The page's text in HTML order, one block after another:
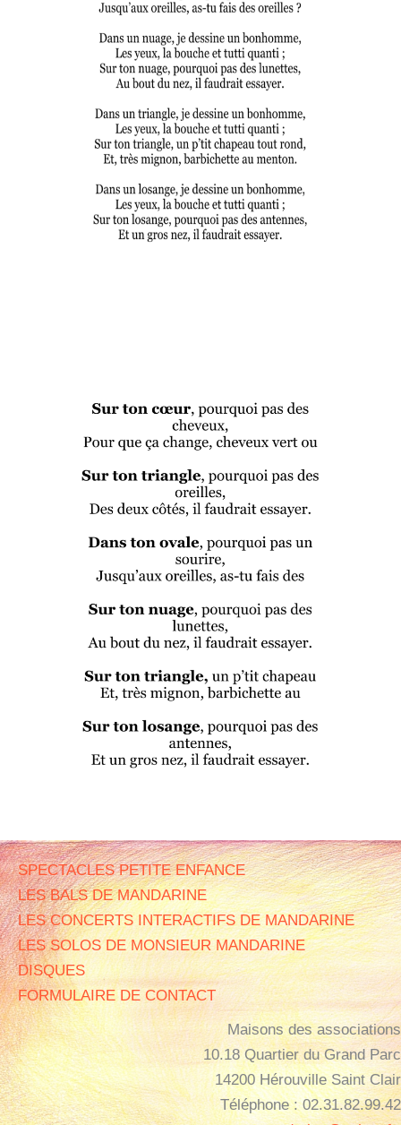
SPECTACLES PETITE ENFANCE
LES BALS DE MANDARINE
LES CONCERTS INTERACTIFS DE MANDARINE
LES SOLOS DE MONSIEUR MANDARINE
DISQUES
FORMULAIRE DE CONTACT
Maisons des associations
10.18 Quartier du Grand Parc
14200 Hérouville Saint Clair
Téléphone : 02.31.82.99.42